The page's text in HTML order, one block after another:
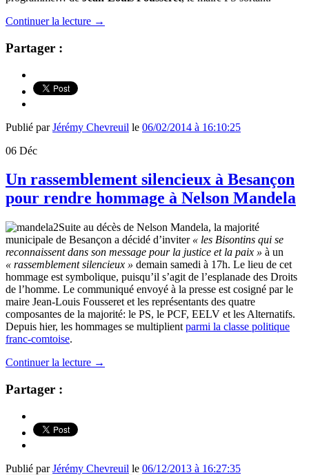
Continuer la lecture →
Partager :
Publié parJérémy Chevreuil le 06/02/2014 à 16:10:25
06 Déc
Un rassemblement silencieux à Besançon
pour rendre hommage à Nelson Mandela
Suite au décès de Nelson Mandela, la majorité
municipale de Besançon a décidé d’inviter « les Bisontins qui se
reconnaissent dans son message pour la justice et la paix » à un
« rassemblement silencieux » demain samedi à 17h. Le lieu de cet
hommage est symbolique, puisqu’il s’agit de l’esplanade des Droits
de l’homme. Le communiqué envoyé à la presse est cosigné par le
maire Jean-Louis Fousseret et les représentants des quatre
composantes de la majorité: le PS, le PCF, EELV et les Alternatifs.
Depuis hier, les hommages se multiplient parmi la classe politique
franc-comtoise.
Continuer la lecture →
Partager :
Publié parJérémy Chevreuil le 06/12/2013 à 16:27:35